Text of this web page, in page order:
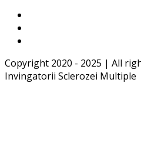
Copyright 2020 - 2025 | All
Invingatorii Sclerozei Multiple